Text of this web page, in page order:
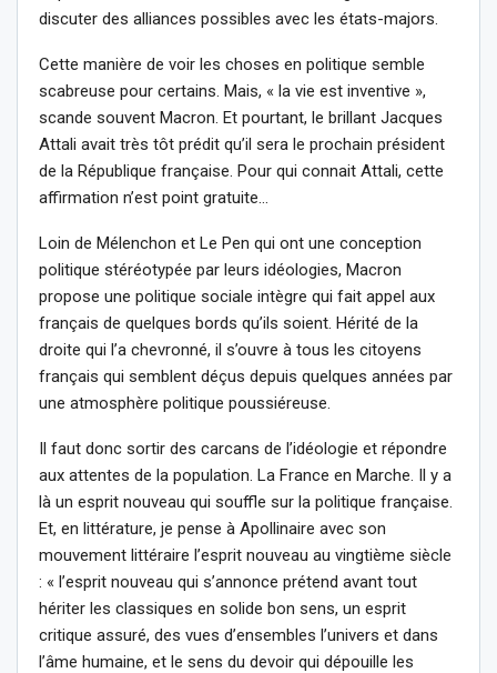
discuter des alliances possibles avec les états-majors.
Cette manière de voir les choses en politique semble
scabreuse pour certains. Mais, « la vie est inventive »,
scande souvent Macron. Et pourtant, le brillant Jacques
Attali avait très tôt prédit qu’il sera le prochain président
de la République française. Pour qui connait Attali, cette
affirmation n’est point gratuite…
Loin de Mélenchon et Le Pen qui ont une conception
politique stéréotypée par leurs idéologies, Macron
propose une politique sociale intègre qui fait appel aux
français de quelques bords qu’ils soient. Hérité de la
droite qui l’a chevronné, il s’ouvre à tous les citoyens
français qui semblent déçus depuis quelques années par
une atmosphère politique poussiéreuse.
Il faut donc sortir des carcans de l’idéologie et répondre
aux attentes de la population. La France en Marche. Il y a
là un esprit nouveau qui souffle sur la politique française.
Et, en littérature, je pense à Apollinaire avec son
mouvement littéraire l’esprit nouveau au vingtième siècle
: « l’esprit nouveau qui s’annonce prétend avant tout
hériter les classiques en solide bon sens, un esprit
critique assuré, des vues d’ensembles l’univers et dans
l’âme humaine, et le sens du devoir qui dépouille les